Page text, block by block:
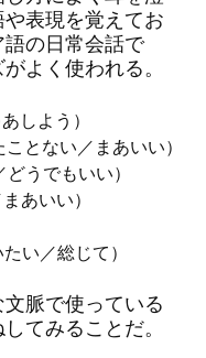
表現を覚えてお
語の日常会話で
よく使われる。
しよう）
とない／まあいい）
うでもいい）
あいい）
い／総じて）
脈で使っている
てみることだ。